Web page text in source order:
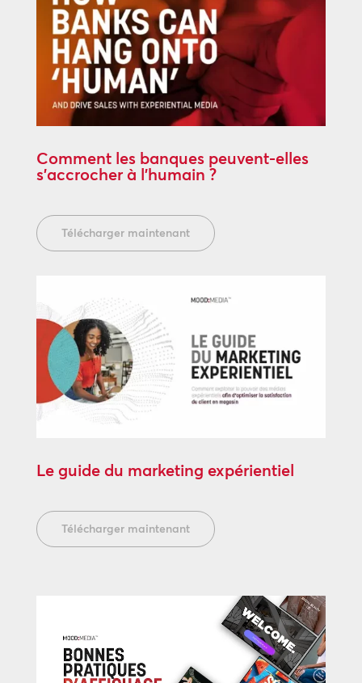
Comment les banques peuvent-elles
s’accrocher à l’humain ?
Télécharger maintenant
Le guide du marketing expérientiel
Télécharger maintenant